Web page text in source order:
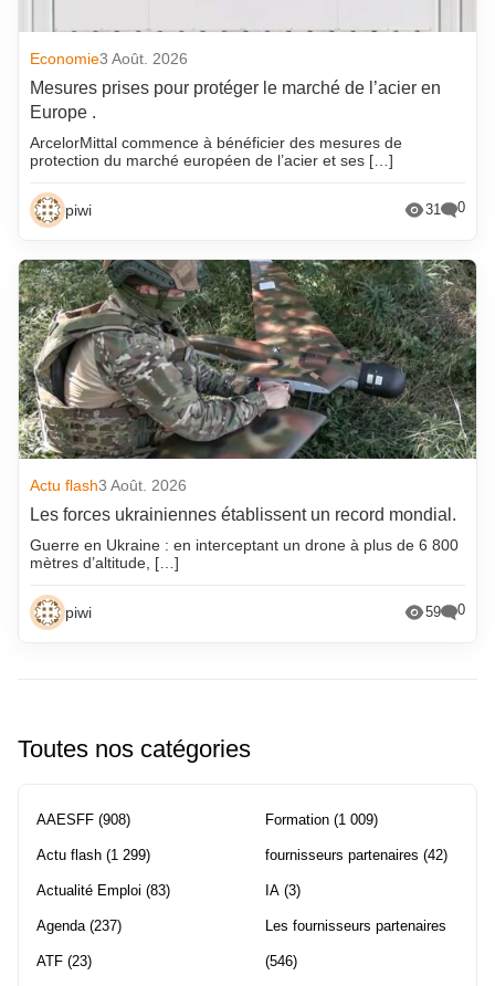
Economie3 Août. 2026
Mesures prises pour protéger le marché de l’acier en
Europe .
ArcelorMittal commence à bénéficier des mesures de
protection du marché européen de l’acier et ses […]
piwi 31 0
Actu flash3 Août. 2026
Les forces ukrainiennes établissent un record mondial.
Guerre en Ukraine : en interceptant un drone à plus de 6 800
mètres d’altitude, […]
piwi 59 0
Toutes nos catégories
AAESFF (908)
Actu flash (1 299)
Actualité Emploi (83)
Agenda (237)
ATF (23)
Formation (1 009)
fournisseurs partenaires (42)
IA (3)
Les fournisseurs partenaires
(546)